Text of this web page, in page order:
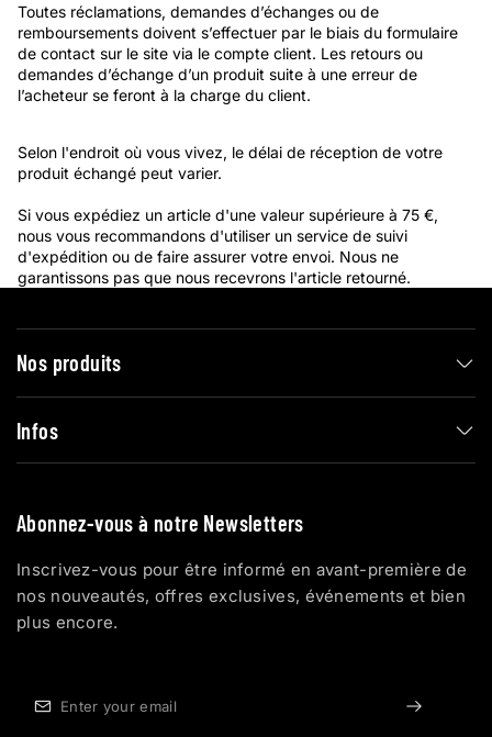
Toutes réclamations, demandes d’échanges ou de
remboursements doivent s’effectuer par le biais du formulaire
de contact sur le site via le compte client. Les retours ou
demandes d’échange d’un produit suite à une erreur de
l’acheteur se feront à la charge du client.
Selon l'endroit où vous vivez, le délai de réception de votre
produit échangé peut varier.
Si vous expédiez un article d'une valeur supérieure à 75 €,
nous vous recommandons d'utiliser un service de suivi
d'expédition ou de faire assurer votre envoi. Nous ne
garantissons pas que nous recevrons l'article retourné.
Nos produits
Infos
Abonnez-vous à notre Newsletters
Inscrivez-vous pour être informé en avant-première de
nos nouveautés, offres exclusives, événements et bien
plus encore.